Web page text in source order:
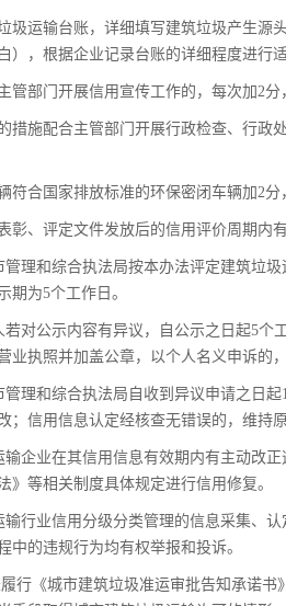
运输台账，详细填写建筑垃圾产生源
），根据企业记录台账的详细程度进行
部门开展信用宣传工作的，每次加2分
施配合主管部门开展行政检查、行政
合国家排放标准的环保密闭车辆加2分
、评定文件发放后的信用评价周期内
和综合执法局按本办法评定建筑垃圾
期为5个工作日。
公示内容有异议，自公示之日起5个
业执照并加盖公章，以个人名义申诉的
和综合执法局自收到异议申请之日起
；信用信息认定经核查无错误的，维持
业在其信用信息有效期内有主动改正
》等相关制度具体规定进行信用修复。
业信用分级分类管理的信息采集、认
中的违规行为均有权举报和投诉。
《城市建筑垃圾准运审批告知承诺书